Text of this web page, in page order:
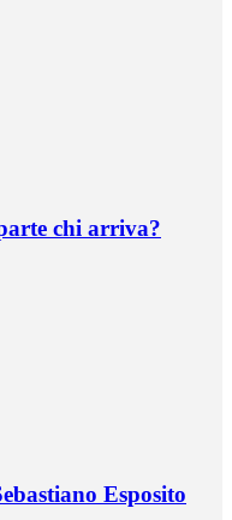
chi arriva?
Esposito